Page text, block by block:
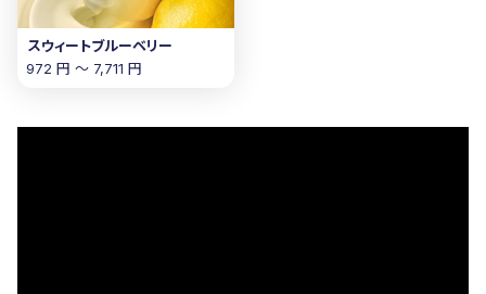
スウィートブルーベリー
972 円 〜 7,711 円